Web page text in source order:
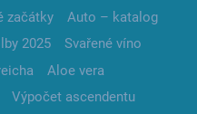
začátky
Auto – katalog
2025
Svařené víno
Aloe vera
Výpočet ascendentu